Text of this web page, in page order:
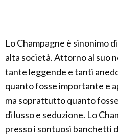
Lo Champagne è sinonimo
alta società. Attorno al suo
tante leggende e tanti
quanto fosse importante e
ma soprattutto quanto
di lusso e seduzione. Lo
presso i sontuosi banchetti